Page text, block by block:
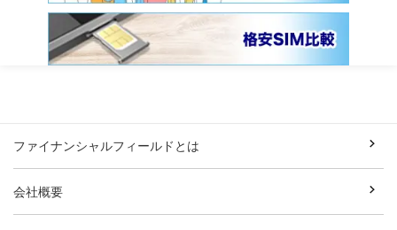
ファイナンシャルフィールドとは
会社概要